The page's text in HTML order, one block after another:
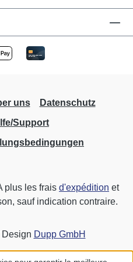
uns
Datenschutz
Support
plus les frais d'expédition et
sauf indication contraire.
Dupp GmbH